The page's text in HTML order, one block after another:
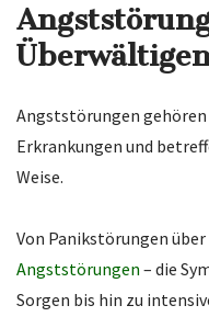
Angststörungen
Erkrankungen und
Weise.
Von Panikstörungen
Angststörungen – die
Sorgen bis hin zu